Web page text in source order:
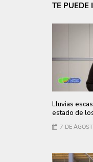
TE PUEDE
Lluvias
estado de
7 DE